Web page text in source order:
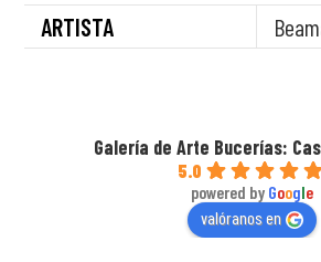
ARTISTA
Galería de Arte Bucerías:
5.0
powered by Google
valóranos en